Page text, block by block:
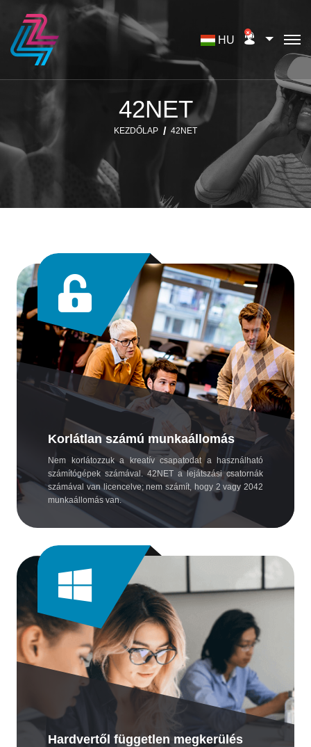
HU
42NET
KEZDŐLAP 42NET
Korlátlan számú munkaállomás
Nem korlátozzuk a kreatív csapatodat a használható
számítógépek számával. 42NET a lejátszási csatornák
számával van licencelve; nem számít, hogy 2 vagy 2042
munkaállomás van.
Hardvertől független megkerülés